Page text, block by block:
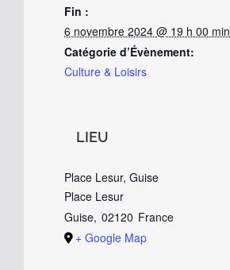
Fin :
6 novembre 2024 @ 19 h 00 min
Catégorie d’Évènement:
Culture & Loisirs
LIEU
Place Lesur, Guise
Place Lesur
Guise, 02120 France
+ Google Map